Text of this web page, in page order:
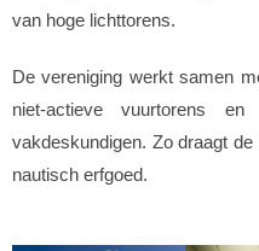
van hoge lichttorens.
De vereniging werkt samen
niet-actieve vuurtorens
vakdeskundigen. Zo draagt
nautisch erfgoed.